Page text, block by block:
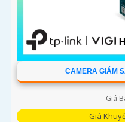
CAMERA GIÁM
Giá
Giá